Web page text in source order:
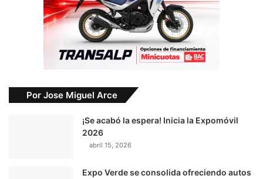
Por Jose Miguel Arce
¡Se acabó la espera! Inicia la Expomóvil
2026
abril 15, 2026
Expo Verde se consolida ofreciendo autos